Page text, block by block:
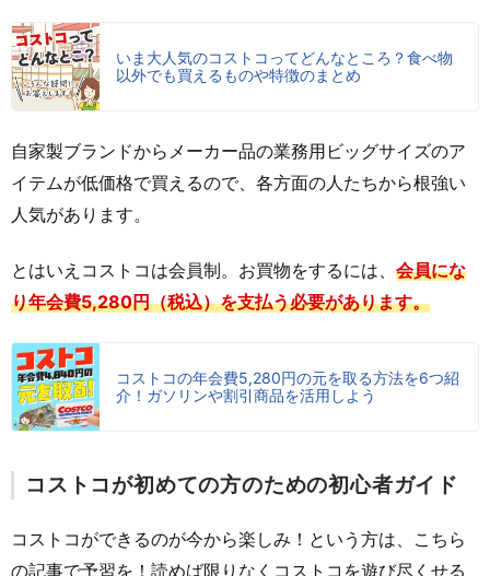
いま大人気のコストコってどんなところ？食べ物
以外でも買えるものや特徴のまとめ
自家製ブランドからメーカー品の業務用ビッグサイズのア
イテムが低価格で買えるので、各方面の人たちから根強い
人気があります。
とはいえコストコは会員制。お買物をするには、 会員にな
り年会費5,280円（税込）を支払う必要があります。
コストコの年会費5,280円の元を取る方法を6つ紹
介！ガソリンや割引商品を活用しよう
コストコが初めての方のための初心者ガイド
コストコができるのが今から楽しみ！という方は、こちら
の記事で予習を！読めば限りなくコストコを遊び尽くせる